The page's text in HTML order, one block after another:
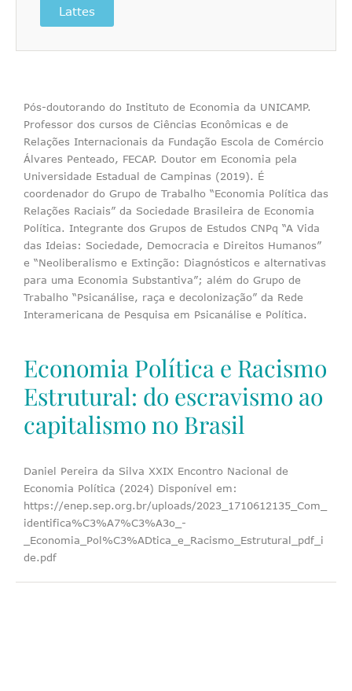
Lattes
Pós-doutorando do Instituto de Economia da UNICAMP.
Professor dos cursos de Ciências Econômicas e de
Relações Internacionais da Fundação Escola de Comércio
Álvares Penteado, FECAP. Doutor em Economia pela
Universidade Estadual de Campinas (2019). É
coordenador do Grupo de Trabalho “Economia Política das
Relações Raciais” da Sociedade Brasileira de Economia
Política. Integrante dos Grupos de Estudos CNPq “A Vida
das Ideias: Sociedade, Democracia e Direitos Humanos”
e “Neoliberalismo e Extinção: Diagnósticos e alternativas
para uma Economia Substantiva”; além do Grupo de
Trabalho “Psicanálise, raça e decolonização” da Rede
Interamericana de Pesquisa em Psicanálise e Política.
Economia Política e Racismo
Estrutural: do escravismo ao
capitalismo no Brasil
Daniel Pereira da Silva XXIX Encontro Nacional de
Economia Política (2024) Disponível em:
https://enep.sep.org.br/uploads/2023_1710612135_Com_
identifica%C3%A7%C3%A3o_-
_Economia_Pol%C3%ADtica_e_Racismo_Estrutural_pdf_i
de.pdf